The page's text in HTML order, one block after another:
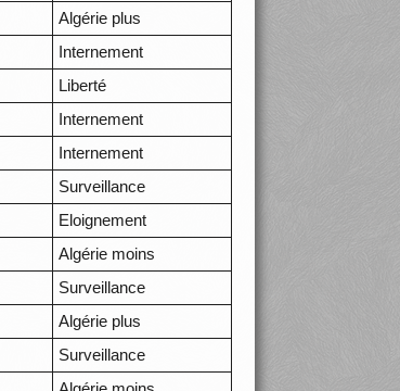
Algérie plus
Internement
Liberté
Internement
Internement
Surveillance
Eloignement
Algérie moins
Surveillance
Algérie plus
Surveillance